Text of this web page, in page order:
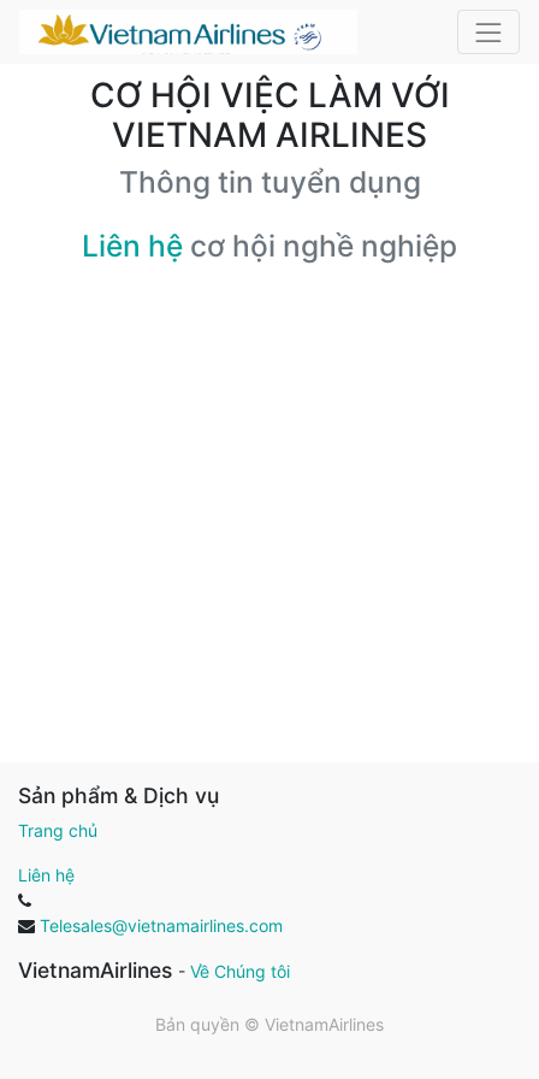
CƠ HỘI VIỆC LÀM VỚI
VIETNAM AIRLINES
Thông tin tuyển dụng
Liên hệ cơ hội nghề nghiệp
Sản phẩm & Dịch vụ
Trang chủ
Liên hệ
Telesales@vietnamairlines.com
VietnamAirlines - Về Chúng tôi
Bản quyền © VietnamAirlines